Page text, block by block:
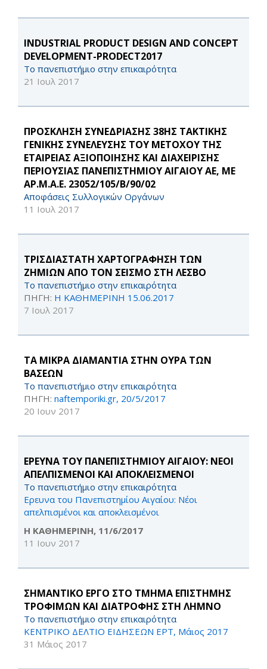
INDUSTRIAL PRODUCT DESIGN AND CONCEPT
DEVELOPMENT-PRODECT2017
Το πανεπιστήμιο στην επικαιρότητα
21 Ιουλ 2017
ΠΡΟΣΚΛΗΣΗ ΣΥΝΕΔΡΙΑΣΗΣ 38ΗΣ ΤΑΚΤΙΚΗΣ
ΓΕΝΙΚΗΣ ΣΥΝΕΛΕΥΣΗΣ ΤΟΥ ΜΕΤΟΧΟΥ ΤΗΣ
ΕΤΑΙΡΕΙΑΣ ΑΞΙΟΠΟΙΗΣΗΣ ΚΑΙ ΔΙΑΧΕΙΡΙΣΗΣ
ΠΕΡΙΟΥΣΙΑΣ ΠΑΝΕΠΙΣΤΗΜΙΟΥ ΑΙΓΑΙΟΥ ΑΕ, ΜΕ
ΑΡ.Μ.Α.Ε. 23052/105/Β/90/02
Αποφάσεις Συλλογικών Οργάνων
11 Ιουλ 2017
ΤΡΙΣΔΙΑΣΤΑΤΗ ΧΑΡΤΟΓΡΑΦΗΣΗ ΤΩΝ
ΖΗΜΙΩΝ ΑΠΟ ΤΟΝ ΣΕΙΣΜΟ ΣΤΗ ΛΕΣΒΟ
Το πανεπιστήμιο στην επικαιρότητα
ΠΗΓΗ: Η ΚΑΘΗΜΕΡΙΝΗ 15.06.2017
7 Ιουλ 2017
ΤΑ ΜΙΚΡΑ ΔΙΑΜΑΝΤΙΑ ΣΤΗΝ ΟΥΡΑ ΤΩΝ
ΒΑΣΕΩΝ
Το πανεπιστήμιο στην επικαιρότητα
ΠΗΓΗ: naftemporiki.gr, 20/5/2017
20 Ιουν 2017
ΕΡΕΥΝΑ ΤΟΥ ΠΑΝΕΠΙΣΤΗΜΙΟΥ ΑΙΓΑΙΟΥ: ΝΕΟΙ
ΑΠΕΛΠΙΣΜΕΝΟΙ ΚΑΙ ΑΠΟΚΛΕΙΣΜΕΝΟΙ
Το πανεπιστήμιο στην επικαιρότητα
Ερευνα του Πανεπιστημίου Αιγαίου: Νέοι
απελπισμένοι και αποκλεισμένοι
Η ΚΑΘΗΜΕΡΙΝΗ, 11/6/2017
11 Ιουν 2017
ΣΗΜΑΝΤΙΚΟ ΕΡΓΟ ΣΤΟ ΤΜΗΜΑ ΕΠΙΣΤΗΜΗΣ
ΤΡΟΦΙΜΩΝ ΚΑΙ ΔΙΑΤΡΟΦΗΣ ΣΤΗ ΛΗΜΝΟ
Το πανεπιστήμιο στην επικαιρότητα
ΚΕΝΤΡΙΚΟ ΔΕΛΤΙΟ ΕΙΔΗΣΕΩΝ ΕΡΤ, Μάιος 2017
31 Μάιος 2017